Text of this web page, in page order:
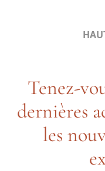
Tenez-
dernières
les